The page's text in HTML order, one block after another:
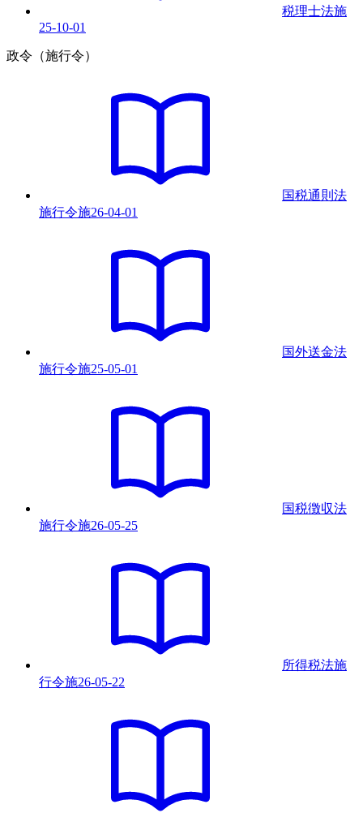
税理士法施
25-10-01
政令（施行令）
国税通則法
施行令施26-04-01
国外送金法
施行令施25-05-01
国税徴収法
施行令施26-05-25
所得税法施
行令施26-05-22